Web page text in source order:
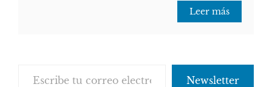
Leer más
Newsletter